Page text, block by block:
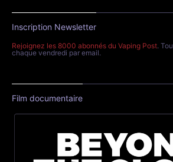
Inscription Newsletter
Rejoignez les 8000 abonnés du Vaping Post.
chaque vendredi par email.
Film documentaire